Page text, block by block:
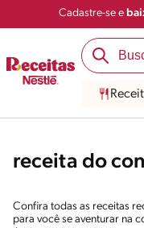
Cadastre-se e
receita do
Confira todas as receitas
para você se aventurar na